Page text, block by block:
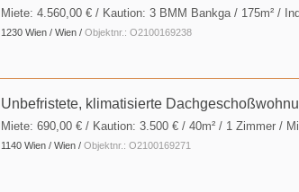
Miete: 4.560,00 € / Kaution: 3 BMM Bankga/ 175m² /
1230 Wien / Wien / Objektnr.: O2100169238
Unbefristete, klimatisierte
Miete: 690,00 € / Kaution: 3.500 € / 40m² / 1 Zimmer /
1140 Wien / Wien / Objektnr.: O2100169271